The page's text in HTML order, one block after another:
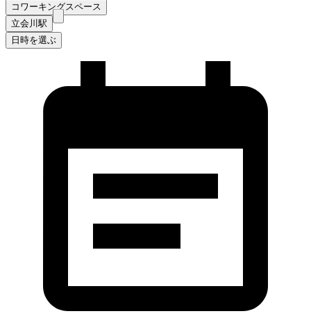
コワーキングスペース
立会川駅
日時を選ぶ